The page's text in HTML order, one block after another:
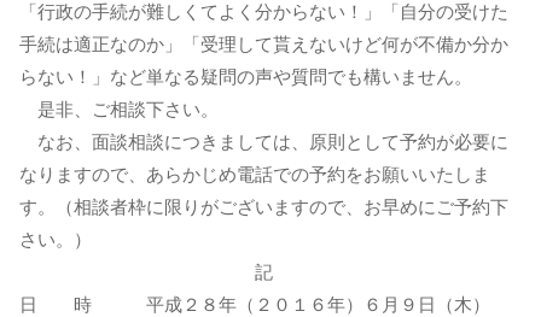
「行政の手続が難しくてよく分からない！」「自分の受けた
手続は適正なのか」「受理して貰えないけど何が不備か分か
らない！」など単なる疑問の声や質問でも構いません。
是非、ご相談下さい。
なお、面談相談につきましては、原則として予約が必要に
なりますので、あらかじめ電話での予約をお願いいたしま
す。（相談者枠に限りがございますので、お早めにご予約下
さい。）
記
日 時 平成２８年（２０１６年）６月９日（木）